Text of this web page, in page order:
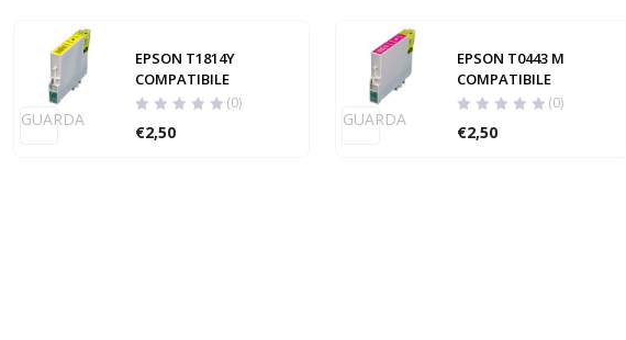
GUARDA
EPSON T1814Y
COMPATIBILE
(0)
€2,50
GUARDA
EPSON T0443 M
COMPATIBILE
(0)
€2,50